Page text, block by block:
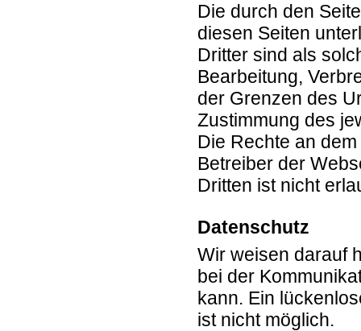
Die durch den
diesen Seiten
Dritter sind als
Bearbeitung,
der Grenzen des
Zustimmung des
Die Rechte an
Betreiber der
Dritten ist nicht
Datenschutz
Wir weisen darauf
bei der
kann. Ein
ist nicht möglich.